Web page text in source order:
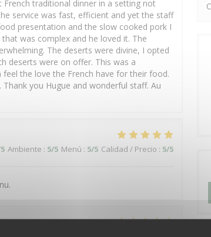
traditional dinner in a setting not
service was fast, efficient and yet the staff
presentation and the slow cooked pork I
was complex and he loved it. The
The deserts were divine, I opted
deserts were on offer. This was a
the love the French have for their food.
you Hugue and wonderful staff. Au
Ambiente : 5/5 Menú : 5/5 Calidad / Precio : 5/5